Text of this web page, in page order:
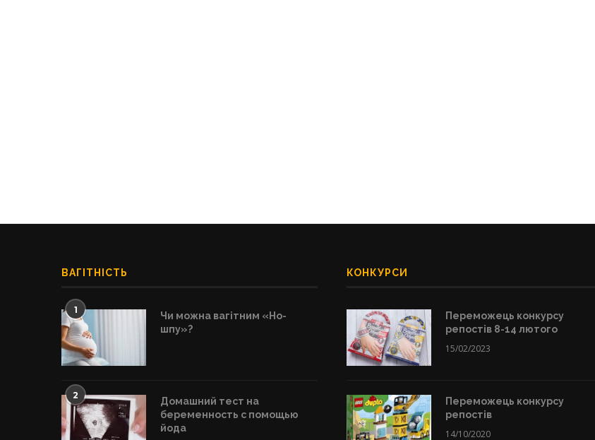
ВАГІТНІСТЬ
1
Чи можна вагітним «Но-
шпу»?
2
Домашний тест на
беременность с помощью
йода
КОНКУРСИ
Переможець конкурсу
репостів 8-14 лютого
15/02/2023
Переможець конкурсу
репостів
14/10/2020